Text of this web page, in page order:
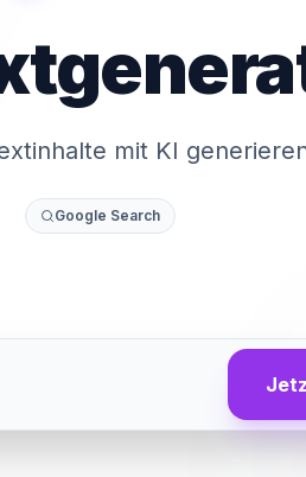
mit KI
Google Search